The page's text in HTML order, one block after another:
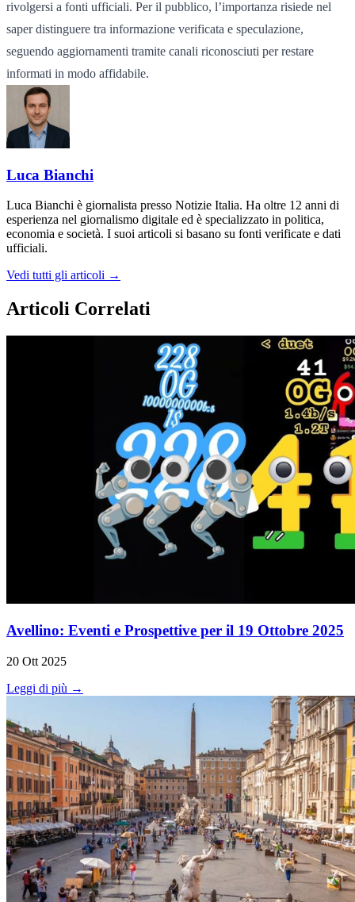
rivolgersi a fonti ufficiali. Per il pubblico, l’importanza risiede nel
saper distinguere tra informazione verificata e speculazione,
seguendo aggiornamenti tramite canali riconosciuti per restare
informati in modo affidabile.
Luca Bianchi
Luca Bianchi è giornalista presso Notizie Italia. Ha oltre 12 anni di
esperienza nel giornalismo digitale ed è specializzato in politica,
economia e società. I suoi articoli si basano su fonti verificate e dati
ufficiali.
Vedi tutti gli articoli →
Articoli Correlati
Avellino: Eventi e Prospettive per il 19 Ottobre 2025
20 Ott 2025
Leggi di più →